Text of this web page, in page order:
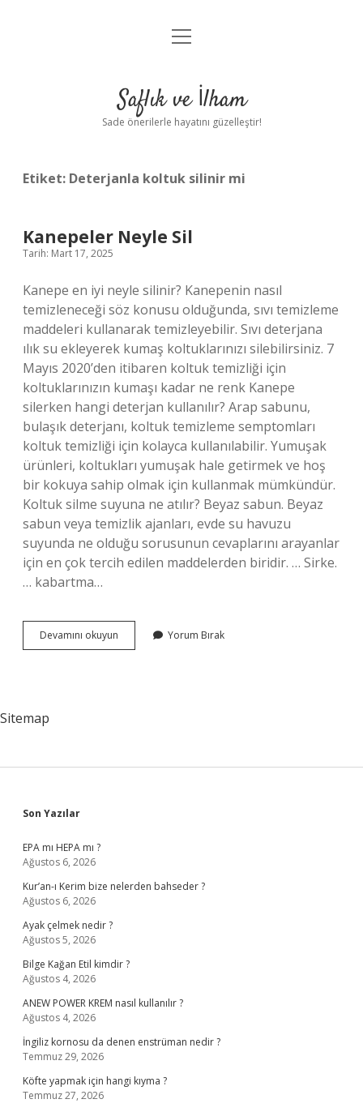
Anasayfa
Yasal Uyarı
menüyü
Saflık ve İlham
Sade önerilerle hayatını güzelleştir!
Etiket: Deterjanla koltuk silinir mi
Kanepeler Neyle Sil
Tarih: Mart 17, 2025
Kanepe en iyi neyle silinir? Kanepenin nasıl
temizleneceği söz konusu olduğunda, sıvı temizleme
maddeleri kullanarak temizleyebilir. Sıvı deterjana
ılık su ekleyerek kumaş koltuklarınızı silebilirsiniz. 7
Mayıs 2020’den itibaren koltuk temizliği için
koltuklarınızın kumaşı kadar ne renk Kanepe
silerken hangi deterjan kullanılır? Arap sabunu,
bulaşık deterjanı, koltuk temizleme semptomları
koltuk temizliği için kolayca kullanılabilir. Yumuşak
ürünleri, koltukları yumuşak hale getirmek ve hoş
bir kokuya sahip olmak için kullanmak mümkündür.
Koltuk silme suyuna ne atılır? Beyaz sabun. Beyaz
sabun veya temizlik ajanları, evde su havuzu
suyunda ne olduğu sorusunun cevaplarını arayanlar
için en çok tercih edilen maddelerden biridir. … Sirke.
… kabartma…
Devamını okuyun Kanepeler
Neyle
Yorum Bırak
Sitemap
Sidebar
Son Yazılar
EPA mı HEPA mı ?
Ağustos 6, 2026
Kur’an-ı Kerim bize nelerden bahseder ?
Ağustos 6, 2026
Ayak çelmek nedir ?
Ağustos 5, 2026
Bilge Kağan Etil kimdir ?
Ağustos 4, 2026
ANEW POWER KREM nasıl kullanılır ?
Ağustos 4, 2026
İngiliz kornosu da denen enstrüman nedir ?
Temmuz 29, 2026
Köfte yapmak için hangi kıyma ?
Temmuz 27, 2026